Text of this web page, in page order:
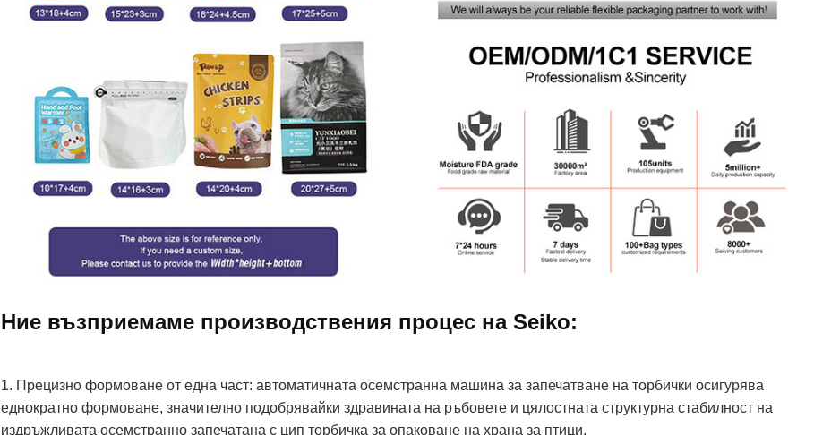
Ние възприемаме производствения процес на Seiko:
1. Прецизно формоване от една част: автоматичната осемстранна машина за запечатване на торбички осигурява
еднократно формоване, значително подобрявайки здравината на ръбовете и цялостната структурна стабилност на
издръжливата осемстранно запечатана с цип торбичка за опаковане на храна за птици.